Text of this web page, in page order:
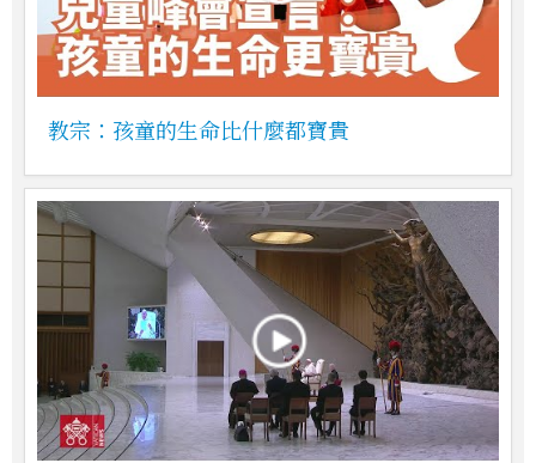
教宗：孩童的生命比什麼都寶貴